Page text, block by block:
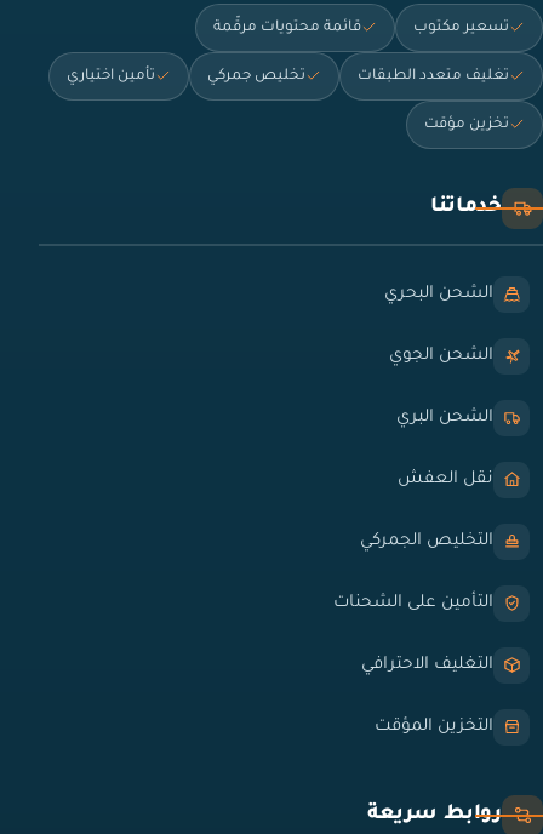
تسعير مكتوب قائمة محتويات مرقّمة
تغليف متعدد الطبقات تخليص جمركي تأمين اختياري
تخزين مؤقت
خدماتنا
الشحن البحري
الشحن الجوي
الشحن البري
نقل العفش
التخليص الجمركي
التأمين على الشحنات
التغليف الاحترافي
التخزين المؤقت
روابط سريعة